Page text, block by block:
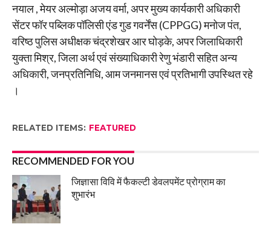
नयाल , मेयर अल्मोड़ा अजय वर्मा, अपर मुख्य कार्यकारी अधिकारी
सेंटर फॉर पब्लिक पॉलिसी एंड गुड गवर्नेंस (CPPGG) मनोज पंत,
वरिष्ठ पुलिस अधीक्षक चंद्रशेखर आर घोड़के, अपर जिलाधिकारी
युक्ता मिश्र, जिला अर्थ एवं संख्याधिकारी रेणु भंडारी सहित अन्य
अधिकारी, जनप्रतिनिधि, आम जनमानस एवं प्रतिभागी उपस्थित रहे
।
RELATED ITEMS: FEATURED
RECOMMENDED FOR YOU
जिज्ञासा विवि में फैकल्टी डेवलपमेंट प्रोग्राम का
शुभारंभ